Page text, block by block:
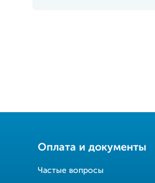
Оплата и документы
Частые вопросы